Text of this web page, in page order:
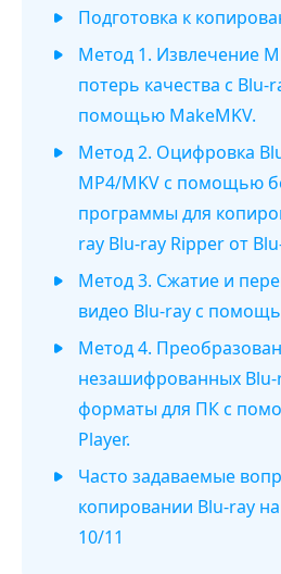
Подготовка к
Метод 1. Извлечение
потерь качества с Blu-
помощью MakeMKV.
Метод 2. Оцифровка
MP4/MKV с помощью
программы для
ray Blu-ray Ripper от
Метод 3. Сжатие и
видео Blu-ray с
Метод 4.
незашифрованных Blu-
форматы для ПК с
Player.
Часто задаваемые
копировании Blu-ray
10/11